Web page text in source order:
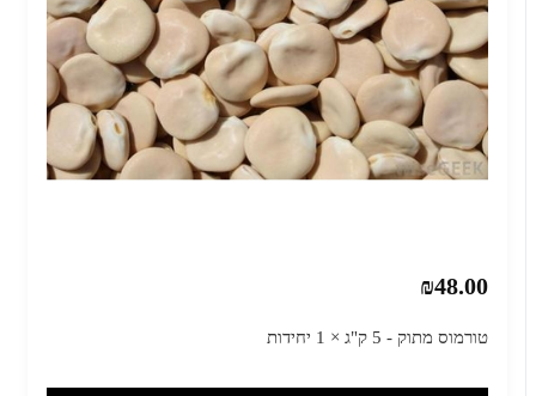
₪48.00
טורמוס מתוק - 5 ק"ג × 1 יחידות